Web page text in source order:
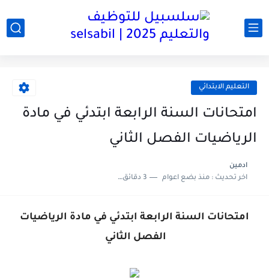
التعليم الابتدائي
امتحانات السنة الرابعة ابتدئي في مادة
الرياضيات الفصل الثاني
ادمين
اخر تحديث :منذ بضع اعوام 3 دقائق للقراءة
امتحانات السنة الرابعة ابتدئي في مادة الرياضيات
الفصل الثاني